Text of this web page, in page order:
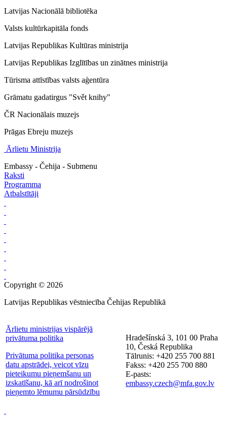
Latvijas Nacionālā bibliotēka
Valsts kultūrkapitāla fonds
Latvijas Republikas Kultūras ministrija
Latvijas Republikas Izglītības un zinātnes ministrija
Tūrisma attīstības valsts aģentūra
Grāmatu gadatirgus "Svět knihy"
ČR Nacionālais muzejs
Prāgas Ebreju muzejs
Ārlietu Ministrija
Embassy - Čehija - Submenu
Raksti
Programma
Atbalstītāji
Copyright © 2026
Latvijas Republikas vēstniecība Čehijas Republikā
Ārlietu ministrijas vispārējā
privātuma politika
Privātuma politika personas
datu apstrādei, veicot vīzu
pieteikumu pieņemšanu un
izskatīšanu, kā arī nodrošinot
pieņemto lēmumu pārsūdzību
Hradešínská 3, 101 00 Praha
10, Česká Republika
Tālrunis: +420 255 700 881
Fakss: +420 255 700 880
E-pasts:
embassy.czech@mfa.gov.lv